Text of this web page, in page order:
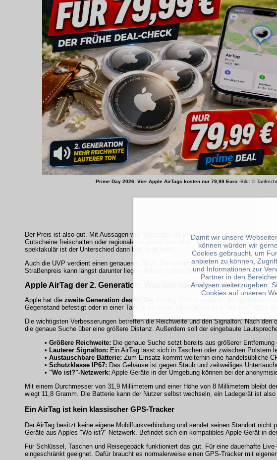
Prime Day 2026: Vier Apple AirTags kosten nur 79,99 Euro -Bild: ©
Der Preis ist also gut. Mit Aussagen wie "günstiger als überall sonst" sollte eine
Gutscheine freischalten oder regionale Angebote einstellen. Manchmal liegt zwischen
spektakulär ist der Unterschied dann halt nicht mehr.
Auch die UVP verdient einen genaueren Blick. Sie stammt vom Hersteller und dient
Straßenpreis kann längst darunter liegen. Käufer sollten deshalb vergleichen, wie viel
Apple AirTag der 2. Generation: Was das neue Modell besser kann
Apple hat die zweite Generation des AirTag
Gegenstand befestigt oder in einer Tasche verstaut. Über Apples App "Wo ist?" lässt
Die wichtigsten Verbesserungen betreffen die Reichweite und den Signalton. Nach den
die genaue Suche über eine größere Distanz. Außerdem soll der eingebaute
• Größere Reichweite: Die genaue Suche setzt bereits aus größerer Entfernung
• Lauterer Signalton: Ein AirTag lässt sich in Taschen oder zwischen Polstern
• Austauschbare Batterie: Zum Einsatz kommt weiterhin eine handelsübliche
• Schutzklasse IP67: Das Gehäuse ist gegen Staub und zeitweiliges
• "Wo ist?"-Netzwerk: Apple Geräte in der Umgebung können bei der
Mit einem Durchmesser von 31,9 Millimetern und einer Höhe von 8 Millimetern bleibt
wiegt 11,8 Gramm. Die Batterie kann der Nutzer selbst wechseln, ein Ladegerät ist
Ein AirTag ist kein klassischer GPS-Tracker
Der AirTag besitzt keine eigene Mobilfunkverbindung und sendet seinen Standort
Geräte aus Apples "Wo ist?"-Netzwerk. Befindet sich ein kompatibles Apple Gerät in
Für Schlüssel, Taschen und Reisegepäck funktioniert das gut. Für eine dauerhafte
eingeschränkt geeignet. Dafür braucht es normalerweise einen GPS-Tracker mit
Damit wir unsere
können würden wir
Cookies gebraucht, um
anbieten zu können,
und Informationen zur
Partner in den
Analysen weiterzugeben.
Cookies auf unseren